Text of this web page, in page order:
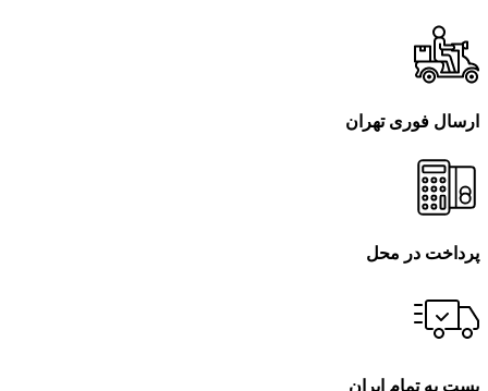
ارسال فوری تهران
پرداخت در محل
پست به تمام ایران